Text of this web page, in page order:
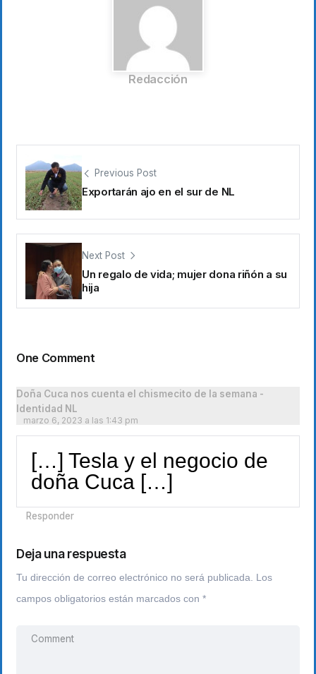
Redacción
Previous Post
Exportarán ajo en el sur de NL
Next Post
Un regalo de vida; mujer dona riñón a su
hija
One Comment
Doña Cuca nos cuenta el chismecito de la semana -
Identidad NL
marzo 6, 2023 a las 1:43 pm
[…] Tesla y el negocio de
doña Cuca […]
Responder
Deja una respuesta
Tu dirección de correo electrónico no será publicada.
Los
campos obligatorios están marcados con *